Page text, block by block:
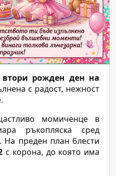
рожден ден на
с радост, нежност
момиченце в
ръкопляска сред
На преден план блести
с корона, до която има